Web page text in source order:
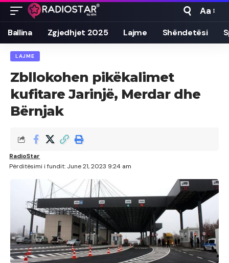
Font
Resizer
Aa
Ballina Zgjedhjet 2025 Lajme Shëndetësi
LAJME
Zbllokohen pikëkalimet
kufitare Jarinjë, Merdar dhe
Bërnjak
Përditësimi i fundit: June 21, 2023 9:24 am
RadioStar